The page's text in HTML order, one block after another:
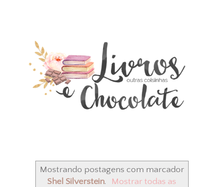
Mostrando postagens com marcador
Shel Silverstein.
Mostrar todas as